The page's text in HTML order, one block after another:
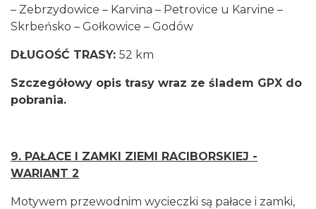
– Zebrzydowice – Karvina – Petrovice u Karvine –
Skrbeńsko – Gołkowice – Godów
DŁUGOŚĆ TRASY: 52 km
Szczegółowy opis trasy wraz ze śladem GPX do
pobrania.
9. PAŁACE I ZAMKI ZIEMI RACIBORSKIEJ -
WARIANT 2
Motywem przewodnim wycieczki są pałace i zamki,